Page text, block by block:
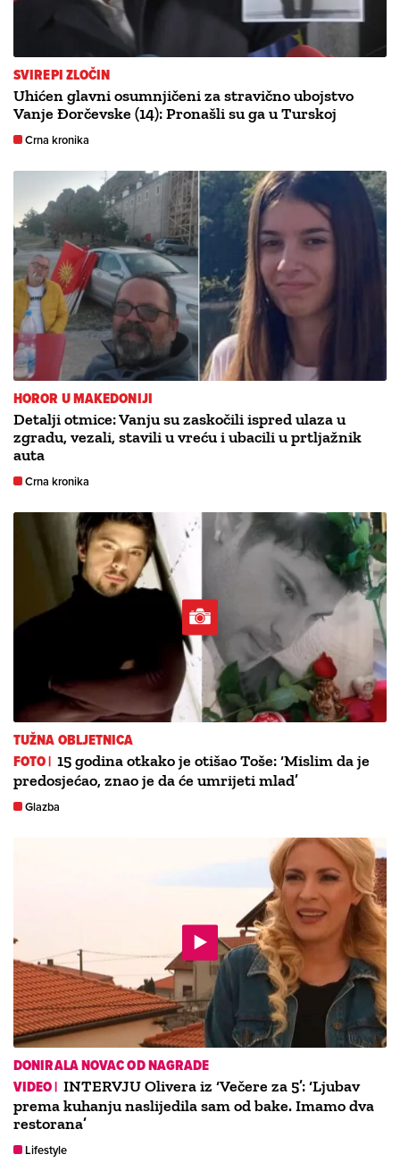
SVIREPI ZLOČIN
Uhićen glavni osumnjičeni za stravično ubojstvo
Vanje Đorčevske (14): Pronašli su ga u Turskoj
Crna kronika
HOROR U MAKEDONIJI
Detalji otmice: Vanju su zaskočili ispred ulaza u
zgradu, vezali, stavili u vreću i ubacili u prtljažnik
auta
Crna kronika
TUŽNA OBLJETNICA
FOTO | 15 godina otkako je otišao Toše: ‘Mislim da je
predosjećao, znao je da će umrijeti mlad’
Glazba
DONIRALA NOVAC OD NAGRADE
VIDEO | INTERVJU Olivera iz ‘Večere za 5’: ‘Ljubav
prema kuhanju naslijedila sam od bake. Imamo dva
restorana’
Lifestyle